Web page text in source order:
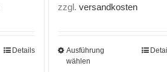
Details
zzgl.versandkosten
Ausführung
wählen